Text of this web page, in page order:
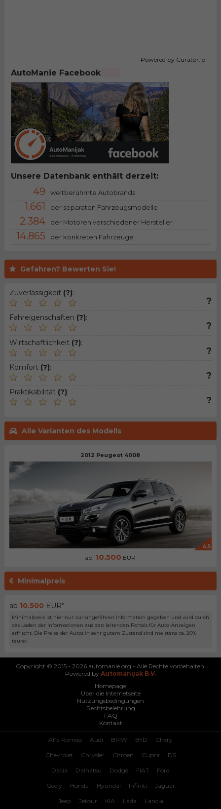
Gefahren? Bewerten Sie!
Zuverlässigkeit (?):
?
Fahreigenschaften (?):
?
Wirtschaftlichkeit (?):
?
Komfort (?):
?
Praktikabilität (?):
?
Alle Varianten des Modells
2012 Peugeot 4008
4.5
ab: 10.500 EUR
Minimalpreis
ab 10.500 EUR*
Minimalpreis ist hier nur zur ungefähren Information gegeben und wird durch
das Laden der Informationen aus den leitenden Portals für Auto-Anzeigen
erfrischt. Die Preise der Autos in sehr gutem Zustand sind meistens ca. 20%
teurer.
Powered by Curator.io
AutoManie Facebook
Unsere Datenbank enthält derzeit:
49 weltberühmte Autobrands
1.661 der separaten Fahrzeugsmodelle
2.384 der Motoren verschiedener Hersteller
14.865 der konkreten Fahrzeuge
Copyright © 2015 - 2026 automanie.org - Alle Rechte vorbehalten.
Powered by Automanijak B.V.
Homepage
Über die Internetseite
Nutzungsbedingungen
Rechtsbelehrung
FAQ
Kontakt
Alfa Romeo Audi BMW BYD Chery
Chevrolet Chrysler Citroen Cupra DS
Dacia Daihatsu Dodge FIAT Ford
Geely Honda Hyundai Infiniti Jaguar
Jeep Jetour KIA Lada Lancia